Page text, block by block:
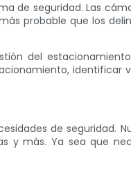
de seguridad. Las
probable que los
del
identificar
de seguridad.
más. Ya sea que